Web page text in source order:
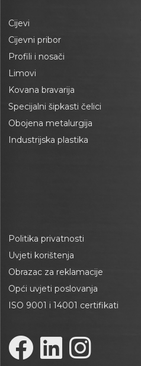
Cijevi
Cijevni pribor
Profili i nosači
Limovi
Kovana bravarija
Specijalni šipkasti čelici
Obojena metalurgija
Industrijska plastika
Politika privatnosti
Uvjeti korištenja
Obrazac za reklamacije
Opći uvjeti poslovanja
ISO 9001 i 14001 certifikati